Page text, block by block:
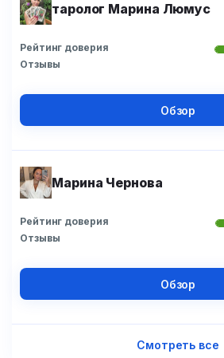
таролог Марина Люмус
Рейтинг доверия
Отзывы
Обзор
Марина Чернова
Рейтинг доверия
Отзывы
Обзор
Смотреть все